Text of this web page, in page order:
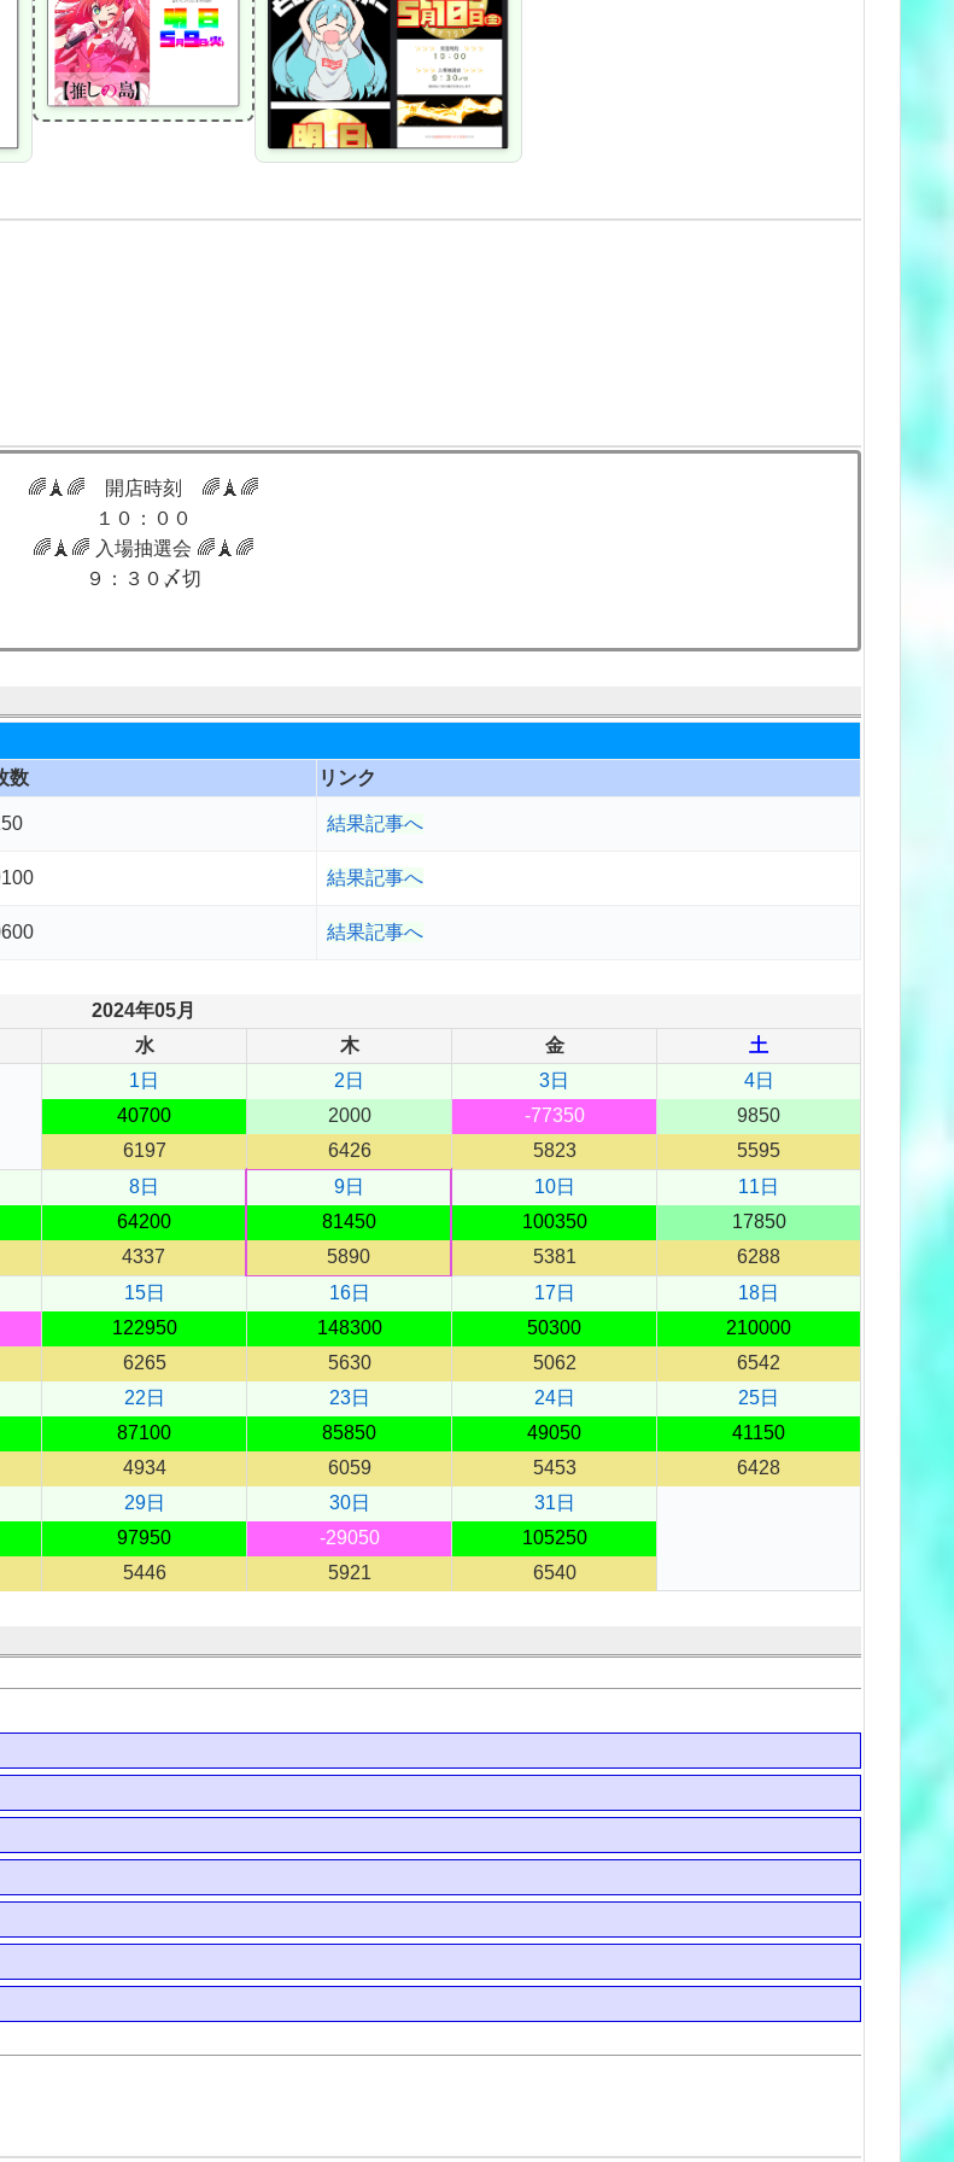
🌈🗼🌈 開店時刻 🌈🗼🌈
１０：００
🌈🗼🌈 入場抽選会 🌈🗼🌈
９：３０〆切
数 リンク
結果記事へ
結果記事へ
結果記事へ
2024年05月
水 木 金
土
1日
40700
6197
2日
2000
6426
3日
-77350
5823
4日
9850
5595
8日
64200
4337
9日
81450
5890
10日
100350
5381
11日
17850
6288
15日
122950
6265
16日
148300
5630
17日
50300
5062
18日
210000
6542
22日
87100
4934
23日
85850
6059
24日
49050
5453
25日
41150
6428
29日
97950
5446
30日
-29050
5921
31日
105250
6540